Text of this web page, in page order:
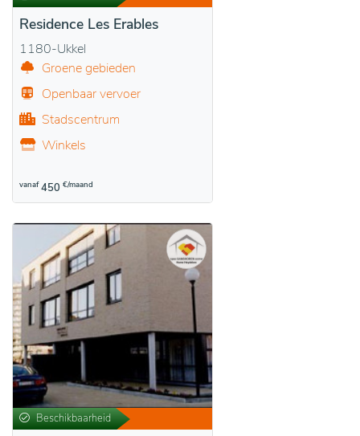
Residence Les Erables
1180-Ukkel
Groene gebieden
Openbaar vervoer
Stadscentrum
Winkels
vanaf 450 €/maand
Beschikbaarheid